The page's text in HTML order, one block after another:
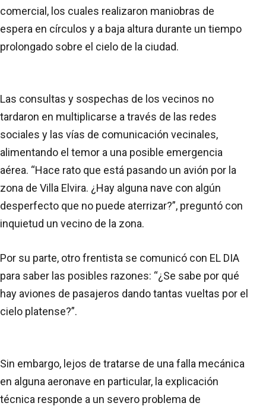
comercial, los cuales realizaron maniobras de
espera en círculos y a baja altura durante un tiempo
prolongado sobre el cielo de la ciudad.
Las consultas y sospechas de los vecinos no
tardaron en multiplicarse a través de las redes
sociales y las vías de comunicación vecinales,
alimentando el temor a una posible emergencia
aérea. “Hace rato que está pasando un avión por la
zona de Villa Elvira. ¿Hay alguna nave con algún
desperfecto que no puede aterrizar?”, preguntó con
inquietud un vecino de la zona.
Por su parte, otro frentista se comunicó con EL DIA
para saber las posibles razones: “¿Se sabe por qué
hay aviones de pasajeros dando tantas vueltas por el
cielo platense?”.
Sin embargo, lejos de tratarse de una falla mecánica
en alguna aeronave en particular, la explicación
técnica responde a un severo problema de